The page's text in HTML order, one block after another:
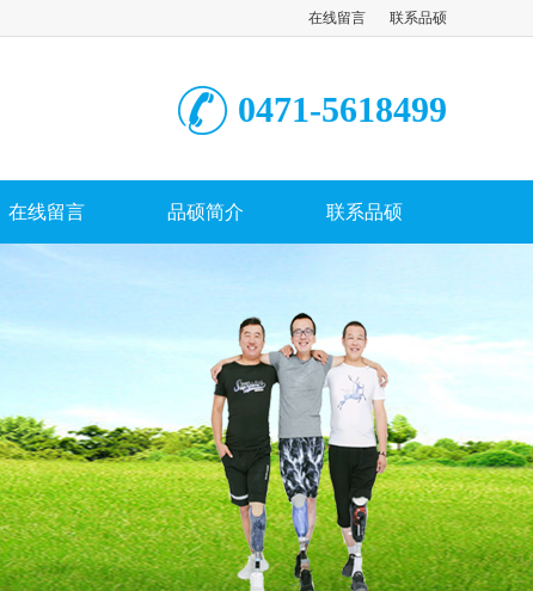
在线留言 联系品硕
0471-5618499
在线留言 品硕简介 联系品硕